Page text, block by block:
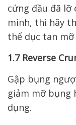
1.7 Reverse
Gập bụng
giảm mỡ bụng
dụng.